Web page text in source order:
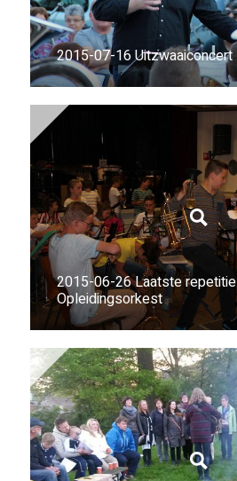
2015-07-16 Uitzwaaiconcert
2015-06-26 Laatste repetitie
Opleidingsorkest